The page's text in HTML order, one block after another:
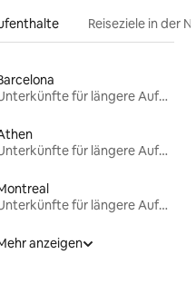
Reiseziele in der
Unterkünfte für längere Aufenthalte
Unterkünfte für längere Aufenthalte
Unterkünfte für längere Aufenthalte
anzeigen